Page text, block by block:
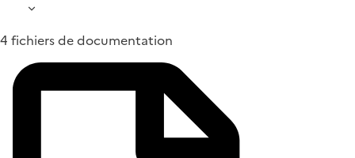
4 fichiers de documentation